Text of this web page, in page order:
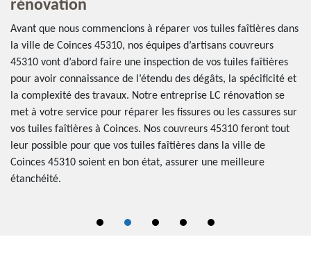
rénovation
Avant que nous commencions à réparer vos tuiles faîtières dans
la ville de Coinces 45310, nos équipes d’artisans couvreurs
45310 vont d’abord faire une inspection de vos tuiles faîtières
pour avoir connaissance de l’étendu des dégâts, la spécificité et
la complexité des travaux. Notre entreprise LC rénovation se
met à votre service pour réparer les fissures ou les cassures sur
vos tuiles faîtières à Coinces. Nos couvreurs 45310 feront tout
leur possible pour que vos tuiles faîtières dans la ville de
Coinces 45310 soient en bon état, assurer une meilleure
étanchéité.